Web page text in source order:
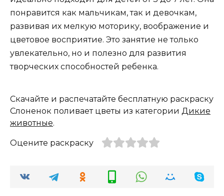
понравится как мальчикам, так и девочкам,
развивая их мелкую моторику, воображение и
цветовое восприятие. Это занятие не только
увлекательно, но и полезно для развития
творческих способностей ребенка.
Скачайте и распечатайте бесплатную раскраску
Слоненок поливает цветы из категории Дикие
животные.
Оцените раскраску